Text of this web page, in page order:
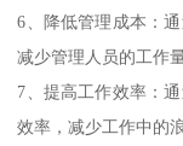
6、降低管理成本：
减少管理人员的工作
7、提高工作效率：
效率，减少工作中的